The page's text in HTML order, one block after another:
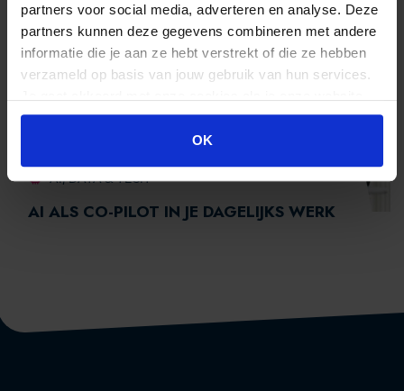
partners voor social media, adverteren en analyse. Deze
partners kunnen deze gegevens combineren met andere
informatie die je aan ze hebt verstrekt of die ze hebben
verzameld op basis van jouw gebruik van hun services.
blijft gebruiken.
OK
AI, DATA & TECH
AI ALS CO-PILOT IN JE DAGELIJKS WERK